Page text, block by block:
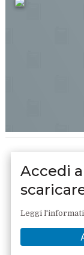
Accedi
Leggi